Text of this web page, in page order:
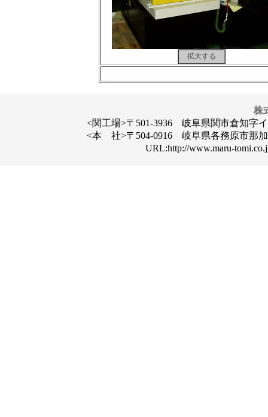
拡大する
株
<関工場>〒501-3936 岐阜県関市倉知字
<本 社>〒504-0916 岐阜県各務原市那
URL:http://www.maru-